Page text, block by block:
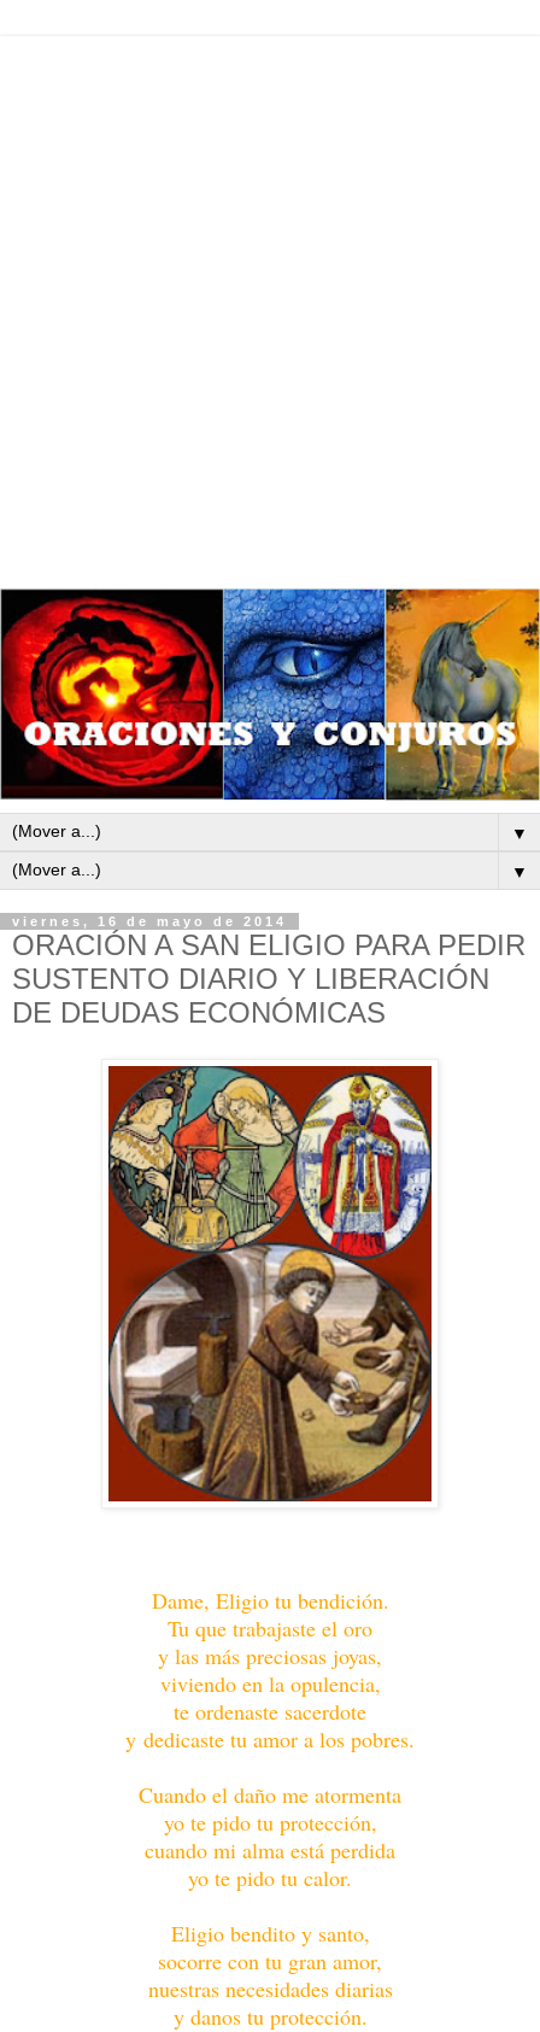
▼
▼
viernes, 16 de mayo de 2014
ORACIÓN A SAN ELIGIO PARA PEDIR
SUSTENTO DIARIO Y LIBERACIÓN
DE DEUDAS ECONÓMICAS
Dame, Eligio tu bendición.
Tu que trabajaste el oro
y las más preciosas joyas,
viviendo en la opulencia,
te ordenaste sacerdote
y dedicaste tu amor a los pobres.
Cuando el daño me atormenta
yo te pido tu protección,
cuando mi alma está perdida
yo te pido tu calor.
Eligio bendito y santo,
socorre con tu gran amor,
nuestras necesidades diarias
y danos tu protección.